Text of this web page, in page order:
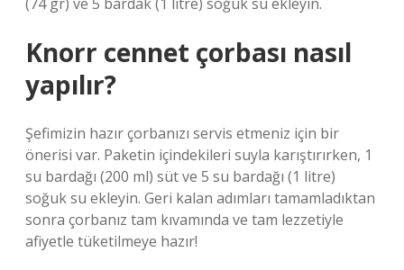
Knorr cennet çorbası nasıl
yapılır?
Şefimizin hazır çorbanızı servis etmeniz için bir
önerisi var. Paketin içindekileri suyla karıştırırken, 1
su bardağı (200 ml) süt ve 5 su bardağı (1 litre)
soğuk su ekleyin. Geri kalan adımları tamamladıktan
sonra çorbanız tam kıvamında ve tam lezzetiyle
afiyetle tüketilmeye hazır!